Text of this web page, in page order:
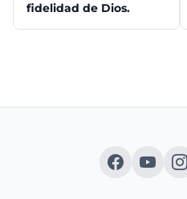
fidelidad de Dios.